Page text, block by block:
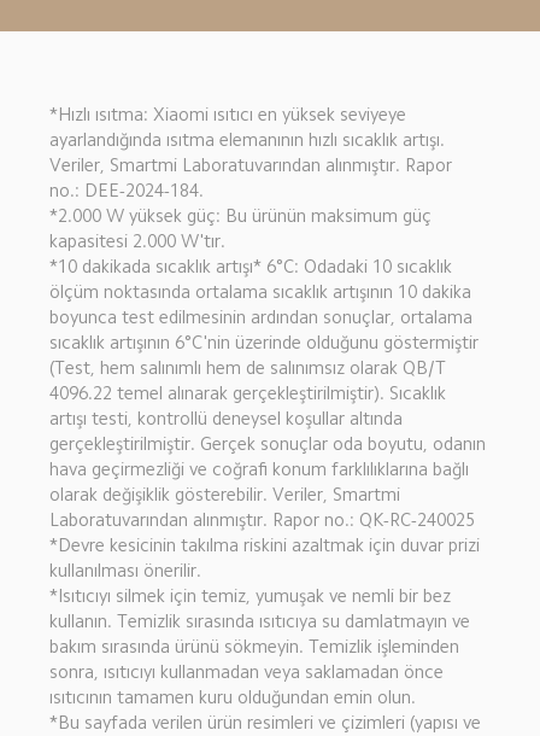
*Hızlı ısıtma: Xiaomi ısıtıcı en yüksek seviyeye
ayarlandığında ısıtma elemanının hızlı sıcaklık artışı.
Veriler, Smartmi Laboratuvarından alınmıştır. Rapor
no.: DEE-2024-184.
*2.000 W yüksek güç: Bu ürünün maksimum güç
kapasitesi 2.000 W'tır.
*10 dakikada sıcaklık artışı* 6°C: Odadaki 10 sıcaklık
ölçüm noktasında ortalama sıcaklık artışının 10 dakika
boyunca test edilmesinin ardından sonuçlar, ortalama
sıcaklık artışının 6°C'nin üzerinde olduğunu göstermiştir
(Test, hem salınımlı hem de salınımsız olarak QB/T
4096.22 temel alınarak gerçekleştirilmiştir). Sıcaklık
artışı testi, kontrollü deneysel koşullar altında
gerçekleştirilmiştir. Gerçek sonuçlar oda boyutu, odanın
hava geçirmezliği ve coğrafi konum farklılıklarına bağlı
olarak değişiklik gösterebilir. Veriler, Smartmi
Laboratuvarından alınmıştır. Rapor no.: QK-RC-240025
*Devre kesicinin takılma riskini azaltmak için duvar prizi
kullanılması önerilir.
*Isıtıcıyı silmek için temiz, yumuşak ve nemli bir bez
kullanın. Temizlik sırasında ısıtıcıya su damlatmayın ve
bakım sırasında ürünü sökmeyin. Temizlik işleminden
sonra, ısıtıcıyı kullanmadan veya saklamadan önce
ısıtıcının tamamen kuru olduğundan emin olun.
*Bu sayfada verilen ürün resimleri ve çizimleri (yapısı ve